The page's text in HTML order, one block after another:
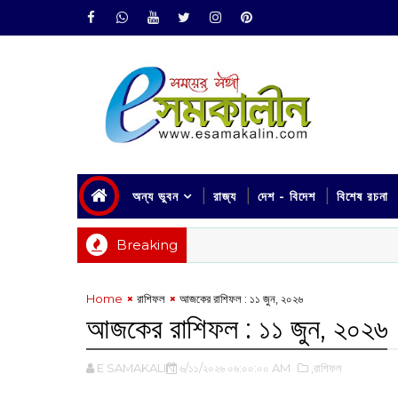
অন্য ভুবন রাজ্য দেশ - বিদেশ বিশেষ রচনা
Breaking
Home রাশিফল আজকের রাশিফল :‌ ‌‌১১ জুন, ২০২৬
আজকের রাশিফল :‌ ‌‌১১ জুন, ২০২৬
E SAMAKALIN ৬/১১/২০২৬ ০৬:০০:০০ AM ,রাশিফল